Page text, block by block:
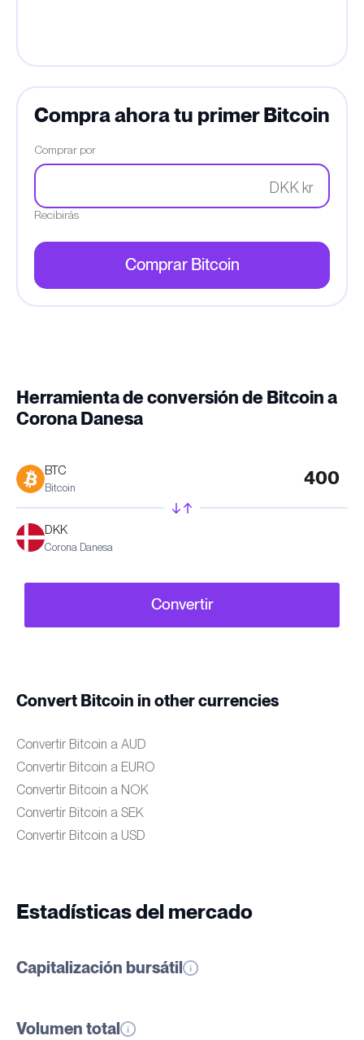
Compra ahora tu primer Bitcoin
Comprar por
DKK kr
Recibirás
Comprar Bitcoin
Herramienta de conversión de Bitcoin a
Corona Danesa
BTC
Bitcoin
DKK
Corona Danesa
Convertir
Convert Bitcoin in other currencies
Convertir Bitcoin a AUD
Convertir Bitcoin a EURO
Convertir Bitcoin a NOK
Convertir Bitcoin a SEK
Convertir Bitcoin a USD
Estadísticas del mercado
Capitalización bursátil
Volumen total